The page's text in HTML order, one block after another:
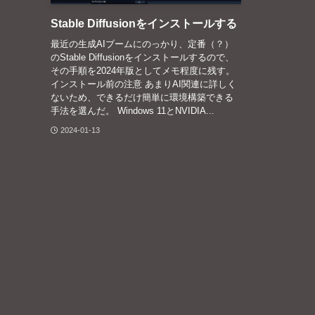
Stable Diffusionをインストールする
最近の生成AIブームにのっかり、定番（？）
のStable Diffusionをインストールするので、
その手順を2024年版としてメモ程度に残す。
インストール前の注意 あまりAI関連に詳しく
ないため、できるだけ簡単に環境構築できる
手法を選んだ。 Windows 11とNVIDIA...
2024-01-13